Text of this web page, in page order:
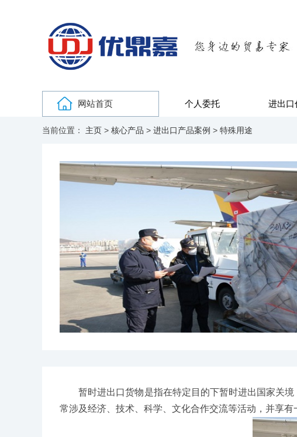
网站首页 个人委托 进出口
当前位置： 主页 > 核心产品 > 进出口产品案例 > 特殊用途
暂时进出口货物是指在特定目的下暂时进出国家关境
常涉及经济、技术、科学、文化合作交流等活动，并享